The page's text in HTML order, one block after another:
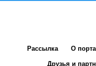
Рассылка О
Друзья и